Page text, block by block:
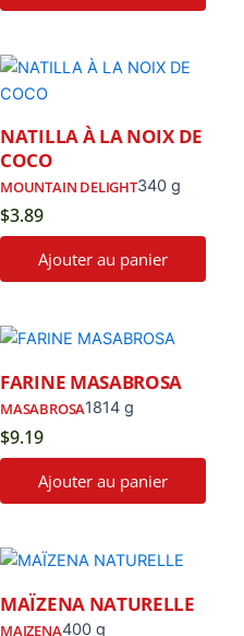
NATILLA À LA NOIX DE
COCO
MOUNTAIN DELIGHT340 g
$3.89
Ajouter au panier
FARINE MASABROSA
MASABROSA1814 g
$9.19
Ajouter au panier
MAÏZENA NATURELLE
MAIZENA400 g